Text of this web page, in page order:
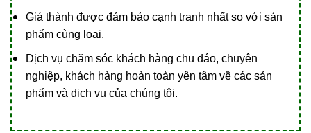
Giá thành được đảm bảo cạnh tranh nhất so với sản
phẩm cùng loại.
Dịch vụ chăm sóc khách hàng chu đáo, chuyên
nghiệp, khách hàng hoàn toàn yên tâm về các sản
phẩm và dịch vụ của chúng tôi.